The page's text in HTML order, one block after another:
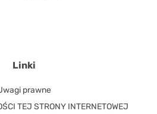
Linki
prawne
TEJ STRONY INTERNETOWEJ